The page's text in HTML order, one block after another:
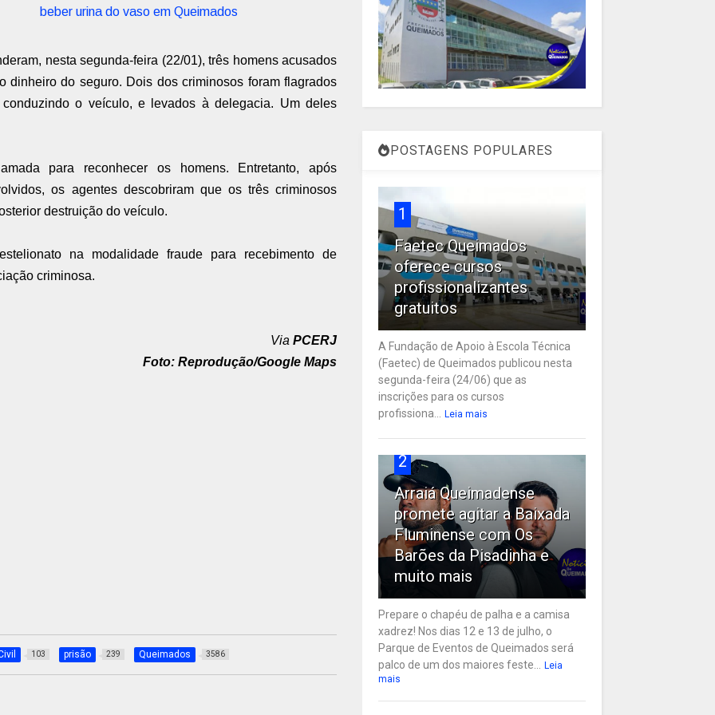
beber urina do vaso em Queimados
nesta segunda-feira (22/01), três homens acusados
dinheiro do seguro. Dois dos criminosos foram flagrados
o veículo, e levados à delegacia. Um deles
para reconhecer os homens. Entretanto, após
os agentes descobriram que os três criminosos
destruição do veículo.
na modalidade fraude para recebimento de
criminosa.
Via PCERJ
Foto: Reprodução/Google Maps
103 prisão 239 Queimados 3586
POSTAGENS POPULARES
1
Faetec Queimados
oferece cursos
profissionalizantes
gratuitos
A Fundação de Apoio à Escola Técnica
(Faetec) de Queimados publicou nesta
segunda-feira (24/06) que as
inscrições para os cursos
profissiona...
Leia mais
2
Arraiá Queimadense
promete agitar a Baixada
Fluminense com Os
Barões da Pisadinha e
muito mais
Prepare o chapéu de palha e a camisa
xadrez! Nos dias 12 e 13 de julho, o
Parque de Eventos de Queimados será
palco de um dos maiores feste...
Leia
mais